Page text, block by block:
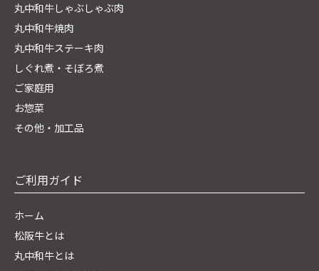
丸中和牛しゃぶしゃぶ肉
丸中和牛焼肉
丸中和牛ステーキ肉
しぐれ煮・そぼろ煮
ご家庭用
お惣菜
その他・加工品
ご利用ガイド
ホーム
松阪牛とは
丸中和牛とは